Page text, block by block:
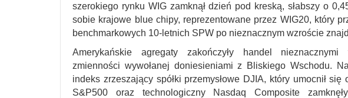
szerokiego rynku WIG zamknął dzień pod kreską, słabszy o
sobie krajowe blue chipy, reprezentowane przez WIG20, który
benchmarkowych 10-letnich SPW po nieznacznym wzroście
Amerykańskie agregaty zakończyły handel nieznacznymi
zmienności wywołanej doniesieniami z Bliskiego Wschodu.
indeks zrzeszający spółki przemysłowe DJIA, który umocnił
S&P500 oraz technologiczny Nasdaq Composite